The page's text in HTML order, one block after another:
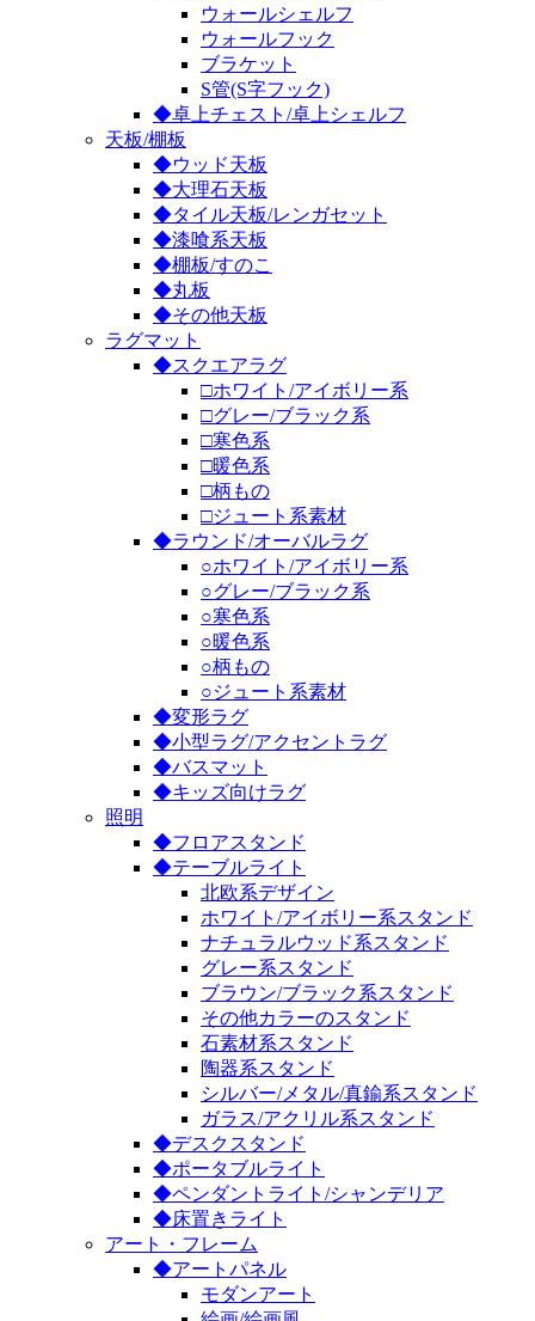
ウォールシェルフ
ウォールフック
ブラケット
S管(S字フック)
◆卓上チェスト/卓上シェルフ
天板/棚板
◆ウッド天板
◆大理石天板
◆タイル天板/レンガセット
◆漆喰系天板
◆棚板/すのこ
◆丸板
◆その他天板
ラグマット
◆スクエアラグ
□ホワイト/アイボリー系
□グレー/ブラック系
□寒色系
□暖色系
□柄もの
□ジュート系素材
◆ラウンド/オーバルラグ
○ホワイト/アイボリー系
○グレー/ブラック系
○寒色系
○暖色系
○柄もの
○ジュート系素材
◆変形ラグ
◆小型ラグ/アクセントラグ
◆バスマット
◆キッズ向けラグ
照明
◆フロアスタンド
◆テーブルライト
北欧系デザイン
ホワイト/アイボリー系スタンド
ナチュラルウッド系スタンド
グレー系スタンド
ブラウン/ブラック系スタンド
その他カラーのスタンド
石素材系スタンド
陶器系スタンド
シルバー/メタル/真鍮系スタンド
ガラス/アクリル系スタンド
◆デスクスタンド
◆ポータブルライト
◆ペンダントライト/シャンデリア
◆床置きライト
アート・フレーム
◆アートパネル
モダンアート